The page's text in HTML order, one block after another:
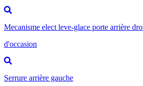
Mecanisme elect leve-glace porte arrière
d'occasion
Serrure arrière gauche